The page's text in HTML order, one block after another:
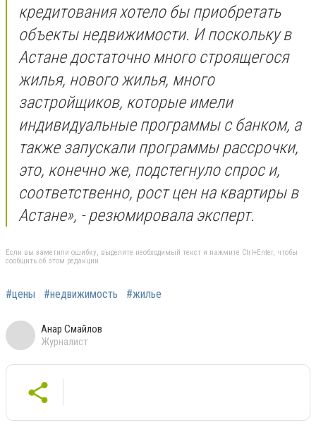
кредитования хотело бы приобретать
объекты недвижимости. И поскольку в
Астане достаточно много строящегося
жилья, нового жилья, много
застройщиков, которые имели
индивидуальные программы с банком, а
также запускали программы рассрочки,
это, конечно же, подстегнуло спрос и,
соответственно, рост цен на квартиры в
Астане», - резюмировала эксперт.
Если вы заметили ошибку, выделите необходимый текст и нажмите Ctrl+Enter, чтобы
сообщить об этом редакции
#цены #недвижимость #жилье
Анар Смайлов
Журналист